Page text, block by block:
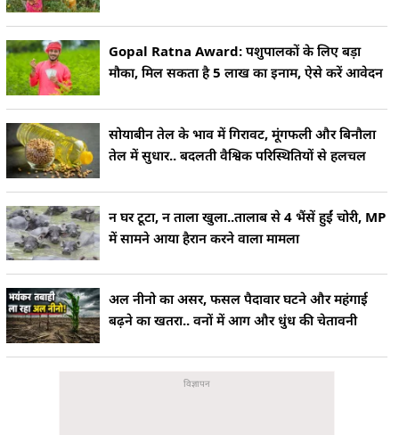
Gopal Ratna Award: पशुपालकों के लिए बड़ा
मौका, मिल सकता है 5 लाख का इनाम, ऐसे करें आवेदन
सोयाबीन तेल के भाव में गिरावट, मूंगफली और बिनौला
तेल में सुधार.. बदलती वैश्विक परिस्थितियों से हलचल
न घर टूटा, न ताला खुला..तालाब से 4 भैंसें हुईं चोरी, MP
में सामने आया हैरान करने वाला मामला
अल नीनो का असर, फसल पैदावार घटने और महंगाई
बढ़ने का खतरा.. वनों में आग और धुंध की चेतावनी